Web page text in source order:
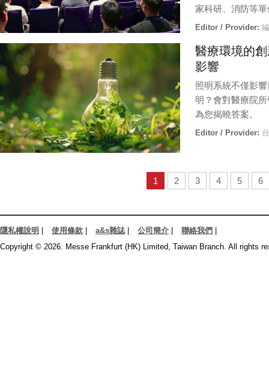
家科研、消防等
Editor / Provider:
醫療環境的
影響
照明系統不僅影
明？會對醫療院
為您揭曉答案。
Editor / Provider:
1 2 3 4 5 6
隱私權說明 使用條款 a&s雜誌| 公司簡介 聯絡我們
Copyright © 2026. Messe Frankfurt (HK) Limited, Taiwan Branch. All rights